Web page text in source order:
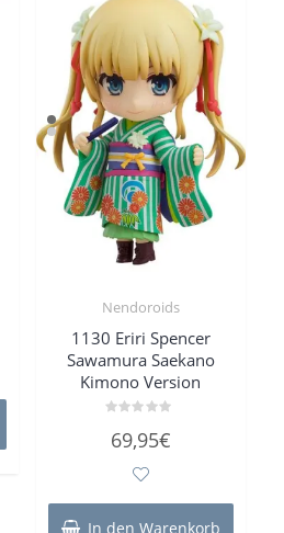
Nendoroids
1130 Eriri Spencer
Sawamura Saekano
Kimono Version
mit
69,95€
In den Warenkorb